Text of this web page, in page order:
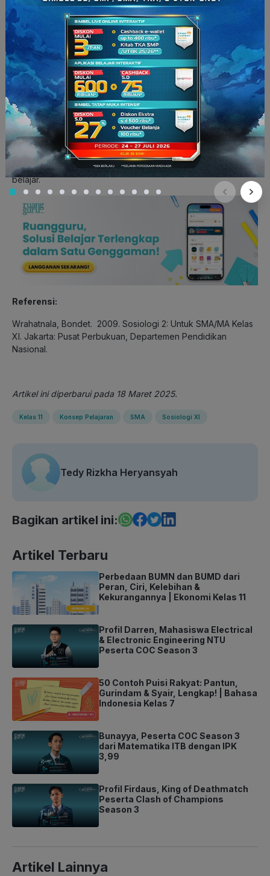
Persamaan dalam unsur-unsur kebudayaan
Perkawinan campuran (amalgamation)
Adanya musuh bersama dari luar
Baca Juga:
Upaya Pemecahan Konflik dengan Integrasi
dan Reintegrasi Sosial
—
Gimana guys ? Sudah pahamkanproses integrasi sosial itu
apa? Kalau masih bingung, jangan khawatir. Gabungyukdi
ruangbelajar! Ada banyak video belajar dengan animasi
yang seru dan menarik. Pastinyagak bikin
kamu
belajar.
Referensi:
Wrahatnala, Bondet. 2009. Sosiologi 2: Untuk SMA/MA Kelas
XI. Jakarta: Pusat Perbukuan, Departemen Pendidikan
Nasional.
Artikel ini diperbarui pada 18 Maret 2025.
Kelas 11 Konsep Pelajaran SMA Sosiologi XI
Tedy Rizkha Heryansyah
Bagikan artikel ini:
Artikel Terbaru
Perbedaan BUMN dan BUMD dari
Peran, Ciri, Kelebihan &
Kekurangannya | Ekonomi Kelas 11
Profil Darren, Mahasiswa Electrical
& Electronic Engineering NTU
Peserta COC Season 3
50 Contoh Puisi Rakyat: Pantun,
Gurindam & Syair, Lengkap! | Bahasa
Indonesia Kelas 7
Bunayya, Peserta COC Season 3
dari Matematika ITB dengan IPK
3,99
Profil Firdaus, King of Deathmatch
Peserta Clash of Champions
Season 3
Artikel Lainnya